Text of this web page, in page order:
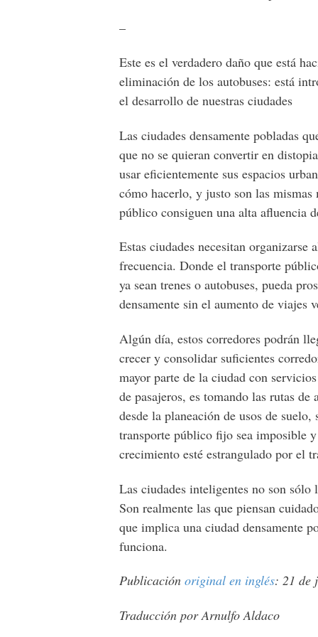
–
Este es el verdadero daño que está
eliminación de los autobuses: está
el desarrollo de nuestras ciudades
Las ciudades densamente pobladas
que no se quieran convertir en
usar eficientemente sus espacios
cómo hacerlo, y justo son las mismas
público consiguen una alta afluencia
Estas ciudades necesitan
frecuencia. Donde el transporte
ya sean trenes o autobuses, pueda
densamente sin el aumento de viajes
Algún día, estos corredores podrán
crecer y consolidar suficientes
mayor parte de la ciudad con
de pasajeros, es tomando las rutas
desde la planeación de usos de
transporte público fijo sea imposible
crecimiento esté estrangulado por el
Las ciudades inteligentes no son
Son realmente las que piensan
que implica una ciudad densamente
funciona.
Publicación original en inglés: 21 de
Traducción por Arnulfo Aldaco